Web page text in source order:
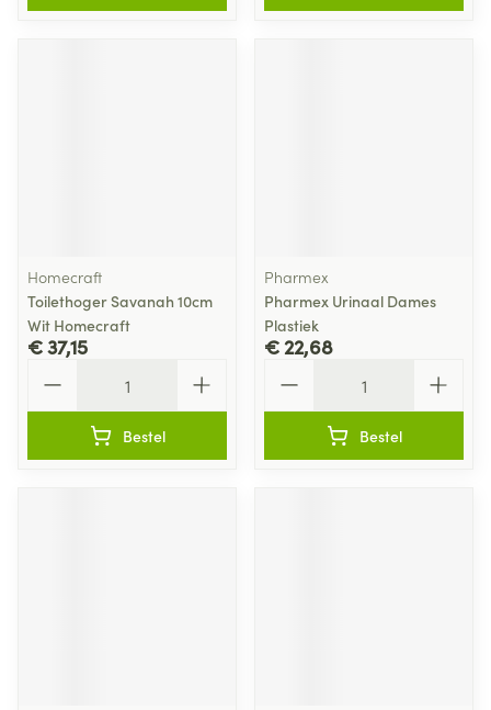
Homecraft
Toilethoger Savanah 10cm
Wit Homecraft
€ 37,15
Bestel
Pharmex
Pharmex Urinaal Dames
Plastiek
€ 22,68
Bestel